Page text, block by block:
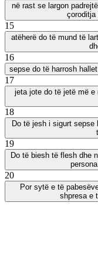
në rast se largon
çoroditja
15
atëherë do të mund të
16
sepse do të harrosh
17
jeta jote do të jetë më e
18
Do të jesh i sigurt
19
Do të biesh të flesh dhe
20
Por sytë e të
shpresa e